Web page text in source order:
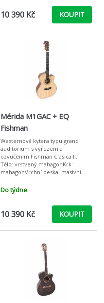
10 390 Kč KOUPIT
Mérida M1GAC + EQ
Fishman
Westernová kytara typu grand
auditorium s výřezem a
ozvučením Fishman Clásica II..
Tělo: vrstvený mahagonKrk:
mahagonVrchní deska: masivní
plastPočet pražců: 20Kobylkový a
nultý pražec: kos
Do týdne
10 390 Kč KOUPIT